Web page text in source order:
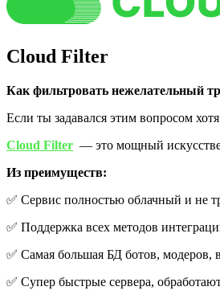
Cloud Filter
Как фильтровать нежелательный
Если ты задавался этим вопросом
Cloud Filter — это мощный
Из преимуществ:
✅ Сервис полностью облачный и не
✅ Поддержка всех методов
✅ Самая большая БД ботов, модеров,
✅ Супер быстрые сервера,